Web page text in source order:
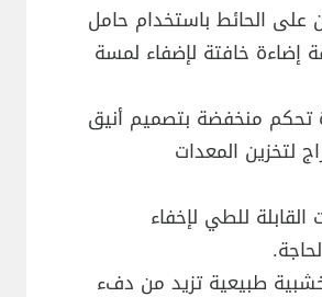
على الحائط باستخدام حامل
إضاءة خافتة لإضفاء لمسة
منخفضة بتصميم أنيق
لتخزين المعدات
للطي لإخفاء
طبيعية تزيد من دفء